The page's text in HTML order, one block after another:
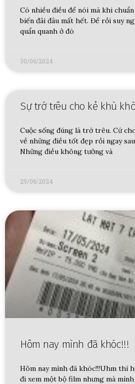
Có nhiều điều để nói mà khi
biến đâi đâu mất hết. Để rồi suy
quẩn quanh ở đó
30/06/2024
Sự trớ trêu cho kẻ khù
Cuộc sống đúng là trớ trêu. Cứ
về những điều tốt đẹp rồi ngay
Những điều không tưởng và
29/06/2024
Hôm nay mình đã khóc!!!
Hôm nay mình đã khóc!!!Uhm thì
đi xem một bộ film nhưng mà